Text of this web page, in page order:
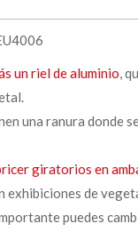
un riel de aluminio,
una ranura donde
giratorios en
exhibiciones de
puedes